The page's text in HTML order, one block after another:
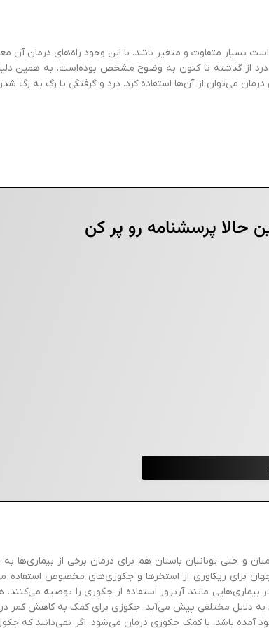
به وجود آمدن این درد، ممکن است بسیار متفاوت و متغیر باشد. با این وجود
از گذشته تا کنون به وضوح مشخص بوده‌است. به همین
می‌توان از آن‌ها استفاده کرد. درد و گرفتگی یا رگ به رگ
حتی یونانیان باستان هم برای درمان برخی از بیماری‌ها به
برای ریکاوری از استخرها و جکوزی‌های مخصوص استفاده
مانند آرتروز استفاده از جکوزی را توصیه
به دلایل مختلفی پیش می‌آید. جکوزی برای کمک به کاهش کمر
باشد، با کمک جکوزی درمان می‌شود. اگر نمی‌دانید که جکوزی